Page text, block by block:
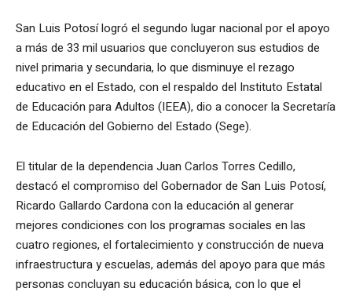
San Luis Potosí logró el segundo lugar nacional por el apoyo
a más de 33 mil usuarios que concluyeron sus estudios de
nivel primaria y secundaria, lo que disminuye el rezago
educativo en el Estado, con el respaldo del Instituto Estatal
de Educación para Adultos (IEEA), dio a conocer la Secretaría
de Educación del Gobierno del Estado (Sege).
El titular de la dependencia Juan Carlos Torres Cedillo,
destacó el compromiso del Gobernador de San Luis Potosí,
Ricardo Gallardo Cardona con la educación al generar
mejores condiciones con los programas sociales en las
cuatro regiones, el fortalecimiento y construcción de nueva
infraestructura y escuelas, además del apoyo para que más
personas concluyan su educación básica, con lo que el